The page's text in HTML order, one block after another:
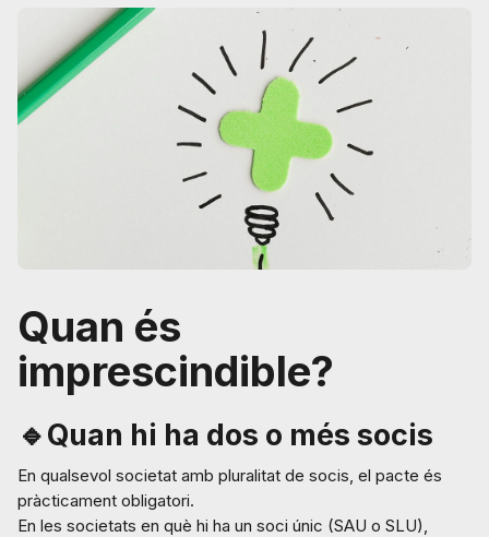
Quan és
imprescindible?
🔹Quan hi ha dos o més socis
En qualsevol societat amb pluralitat de socis, el pacte és
pràcticament obligatori.
En les societats en què hi ha un soci únic (SAU o SLU),